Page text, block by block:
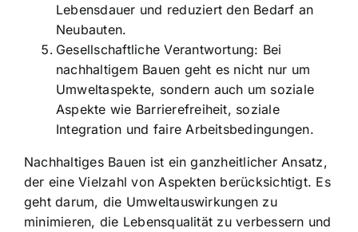
Lebensdauer und reduziert den Bedarf an
Neubauten.
Gesellschaftliche Verantwortung: Bei
nachhaltigem Bauen geht es nicht nur um
Umweltaspekte, sondern auch um soziale
Aspekte wie Barrierefreiheit, soziale
Integration und faire Arbeitsbedingungen.
Nachhaltiges Bauen ist ein ganzheitlicher Ansatz,
der eine Vielzahl von Aspekten berücksichtigt. Es
geht darum, die Umweltauswirkungen zu
minimieren, die Lebensqualität zu verbessern und